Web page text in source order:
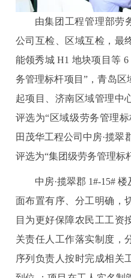
由集团工程管理部劳
公司互检、区域互检，最
能领秀城 H1 地块项目等
务管理标杆项目”，青岛
起项目、济南区域管理中
评选为“区域级劳务管理
田茂华工程公司中房·揽翠
评选为“集团级劳务管理标
中房·揽翠郡 1#-15#
面布置有序、分工明确，
目为更好保障农民工工资
关责任人工作落实制度，
序列负责人按时完成相关